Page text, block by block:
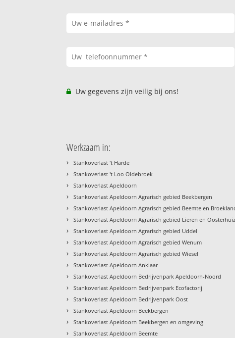
Uw gegevens zijn veilig bij ons!
Werkzaam in:
› Stankoverlast 't Harde
› Stankoverlast 't Loo Oldebroek
› Stankoverlast Apeldoorn
› Stankoverlast Apeldoorn Agrarisch gebied Beekbergen
› Stankoverlast Apeldoorn Agrarisch gebied Beemte en
› Stankoverlast Apeldoorn Agrarisch gebied Lieren en
› Stankoverlast Apeldoorn Agrarisch gebied Uddel
› Stankoverlast Apeldoorn Agrarisch gebied Wenum
› Stankoverlast Apeldoorn Agrarisch gebied Wiesel
› Stankoverlast Apeldoorn Anklaar
› Stankoverlast Apeldoorn Bedrijvenpark Apeldoorn-Noord
› Stankoverlast Apeldoorn Bedrijvenpark Ecofactorij
› Stankoverlast Apeldoorn Bedrijvenpark Oost
› Stankoverlast Apeldoorn Beekbergen
› Stankoverlast Apeldoorn Beekbergen en omgeving
› Stankoverlast Apeldoorn Beemte